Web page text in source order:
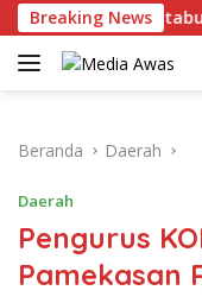
Langsung
ke
konten
Breaking News
Kalapas
Beranda Daerah
Daerah
Pengurus
Pamekasan